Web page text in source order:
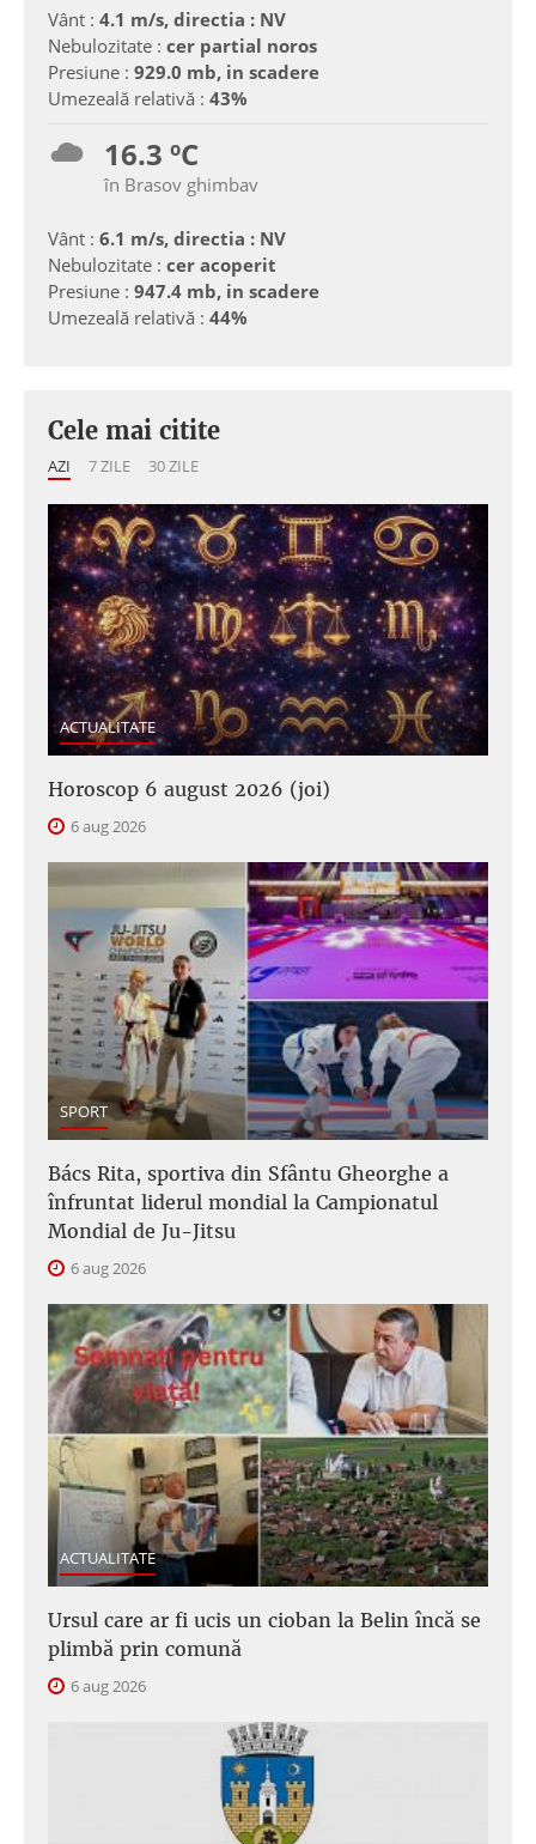
Vânt : 4.1 m/s, directia : NV
Nebulozitate : cer partial noros
Presiune : 929.0 mb, in scadere
Umezeală relativă : 43%
16.3 ºC
în Brasov ghimbav
Vânt : 6.1 m/s, directia : NV
Nebulozitate : cer acoperit
Presiune : 947.4 mb, in scadere
Umezeală relativă : 44%
Cele mai citite
AZI 7 ZILE 30 ZILE
ACTUALITATE
Horoscop 6 august 2026 (joi)
6 aug 2026
SPORT
Bács Rita, sportiva din Sfântu Gheorghe a
înfruntat liderul mondial la Campionatul
Mondial de Ju-Jitsu
6 aug 2026
ACTUALITATE
Ursul care ar fi ucis un cioban la Belin încă se
plimbă prin comună
6 aug 2026